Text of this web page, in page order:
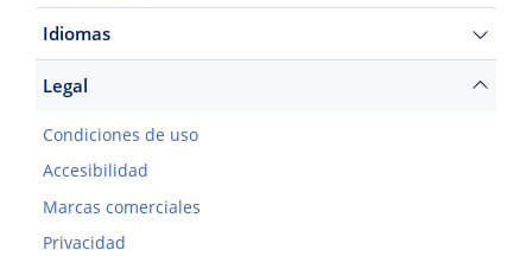
Idiomas
Legal
Condiciones de uso
Accesibilidad
Marcas comerciales
Privacidad